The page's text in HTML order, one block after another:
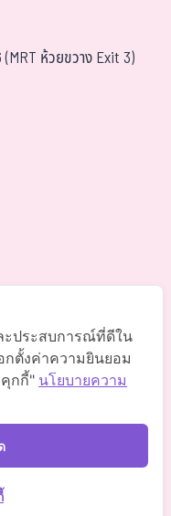
ห้วยขวาง Exit 3)
ะประสบการณ์ที่ดีใน
กตั้งค่าความยินยอม
กกี้" นโยบายความ